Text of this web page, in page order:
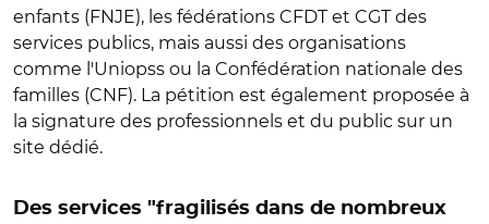
enfants (FNJE), les fédérations CFDT et CGT des
services publics, mais aussi des organisations
comme l'Uniopss ou la Confédération nationale des
familles (CNF). La pétition est également proposée à
la signature des professionnels et du public sur un
site dédié.
Des services "fragilisés dans de nombreux